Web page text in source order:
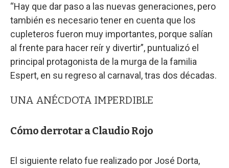
“Hay que dar paso a las nuevas generaciones, pero
también es necesario tener en cuenta que los
cupleteros fueron muy importantes, porque salían
al frente para hacer reír y divertir”, puntualizó el
principal protagonista de la murga de la familia
Espert, en su regreso al carnaval, tras dos décadas.
UNA ANÉCDOTA IMPERDIBLE
Cómo derrotar a Claudio Rojo
El siguiente relato fue realizado por José Dorta,